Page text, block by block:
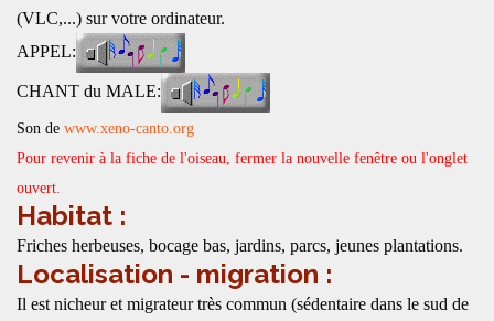
(VLC,...) sur votre ordinateur.
APPEL:
CHANT du MALE:
Son de www.xeno-canto.org
Pour revenir à la fiche de l'oiseau, fermer la nouvelle fenêtre ou l'onglet
ouvert.
Habitat :
Friches herbeuses, bocage bas, jardins, parcs, jeunes plantations.
Localisation - migration :
Il est nicheur et migrateur très commun (sédentaire dans le sud de